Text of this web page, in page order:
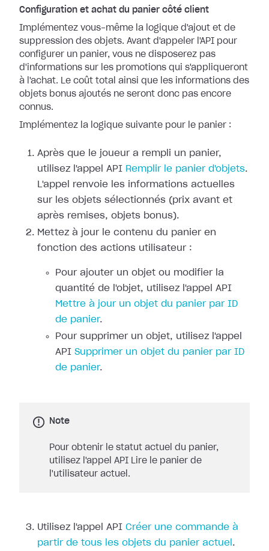
Configuration et achat du panier côté client
Implémentez vous-même la logique d'ajout et de
suppression des objets. Avant d'appeler l'API pour
configurer un panier, vous ne disposerez pas
d'informations sur les promotions qui s'appliqueront
à l'achat. Le coût total ainsi que les informations des
objets bonus ajoutés ne seront donc pas encore
connus.
Implémentez la logique suivante pour le panier :
Après que le joueur a rempli un panier,
utilisez l'appel API Remplir le panier d'objets.
L'appel renvoie les informations actuelles
sur les objets sélectionnés (prix avant et
après remises, objets bonus).
Mettez à jour le contenu du panier en
fonction des actions utilisateur :
Pour ajouter un objet ou modifier la
quantité de l'objet, utilisez l'appel API
Mettre à jour un objet du panier par ID
de panier.
Pour supprimer un objet, utilisez l'appel
API Supprimer un objet du panier par ID
de panier.
Note
Pour obtenir le statut actuel du panier,
utilisez l'appel API Lire le panier de
l'utilisateur actuel.
Utilisez l'appel API Créer une commande à
partir de tous les objets du panier actuel .